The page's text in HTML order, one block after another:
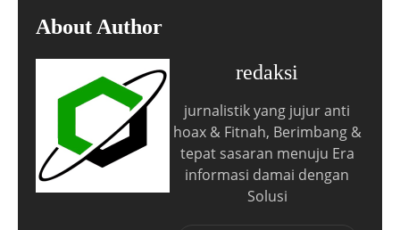
About Author
redaksi
jurnalistik yang jujur anti
hoax & Fitnah, Berimbang &
tepat sasaran menuju Era
informasi damai dengan
Solusi